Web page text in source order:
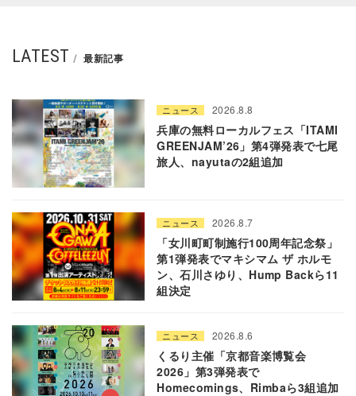
LATEST 最新記事
ニュース 2026.8.8
兵庫の無料ローカルフェス「ITAMI
GREENJAM’26」第4弾発表で七尾
旅人、nayutaの2組追加
ニュース 2026.8.7
「女川町町制施行100周年記念祭」
第1弾発表でマキシマム ザ ホルモ
ン、石川さゆり、Hump Backら11
組決定
ニュース 2026.8.6
くるり主催「京都音楽博覧会
2026」第3弾発表で
Homecomings、Rimbaら3組追加